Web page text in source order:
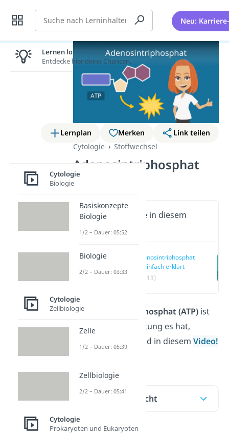
Suche Neu:
Lernplan Merken
Link teilen
Cytologie
Stoffwechsel
Adenosintriphosphat
(ATP)
Wichtige Inhalte in diesem
Adenosintriphosphat
— einfach erklärt
(00:13)
Was Adenosintriphosphat (ATP) ist
und welche Bedeutung es hat,
erfährst du hier und in diesemVideo!
Inhaltsübersicht
Lernen lohnt sich!
Entdecke hier deine Chancen.
Cytologie
Biologie
Basiskonzepte
Biologie
1/2 – Dauer: 05:52
Biologie
2/2 – Dauer: 03:33
Cytologie
Zellbiologie
Zelle
1/2 – Dauer: 05:39
Zellbiologie
2/2 – Dauer: 05:41
Cytologie
Prokaryoten und Eukaryoten